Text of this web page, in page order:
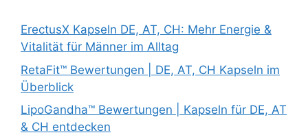
ErectusX Kapseln DE, AT, CH: Mehr Energie &
Vitalität für Männer im Alltag
RetaFit™ Bewertungen | DE, AT, CH Kapseln im
Überblick
LipoGandha™ Bewertungen | Kapseln für DE, AT
& CH entdecken